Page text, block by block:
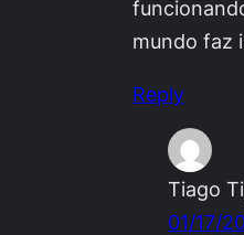
mundo faz
Reply
Tiago
01/17/